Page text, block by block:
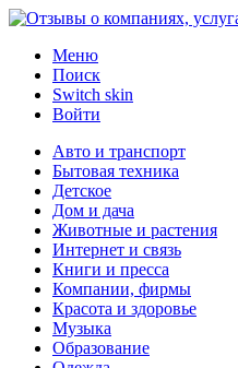
Меню
Поиск
Switch skin
Войти
Авто и транспорт
Бытовая техника
Детское
Дом и дача
Животные и растения
Интернет и связь
Книги и пресса
Компании, фирмы
Красота и здоровье
Музыка
Образование